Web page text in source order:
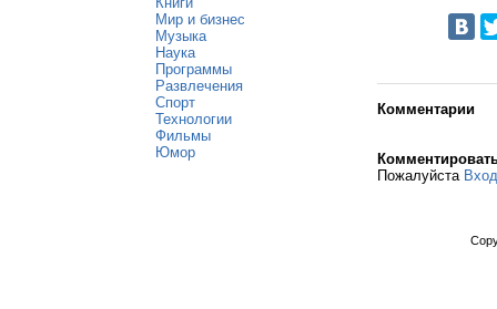
Мир и бизнес
Музыка
Наука
Программы
Развлечения
Спорт
Технологии
Фильмы
Юмор
Комментарии
Пожалуйста Вход